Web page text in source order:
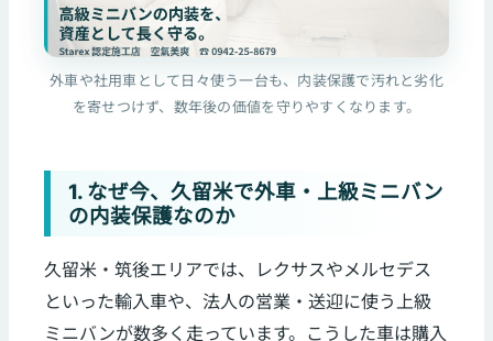
外車や社用車として日々使う一台も、内装保護で汚れと劣化
を寄せつけず、数年後の価値を守りやすくなります。
1. なぜ今、久留米で外車・上級ミニバン
の内装保護なのか
久留米・筑後エリアでは、レクサスやメルセデス
といった輸入車や、法人の営業・送迎に使う上級
ミニバンが数多く走っています。こうした車は購入